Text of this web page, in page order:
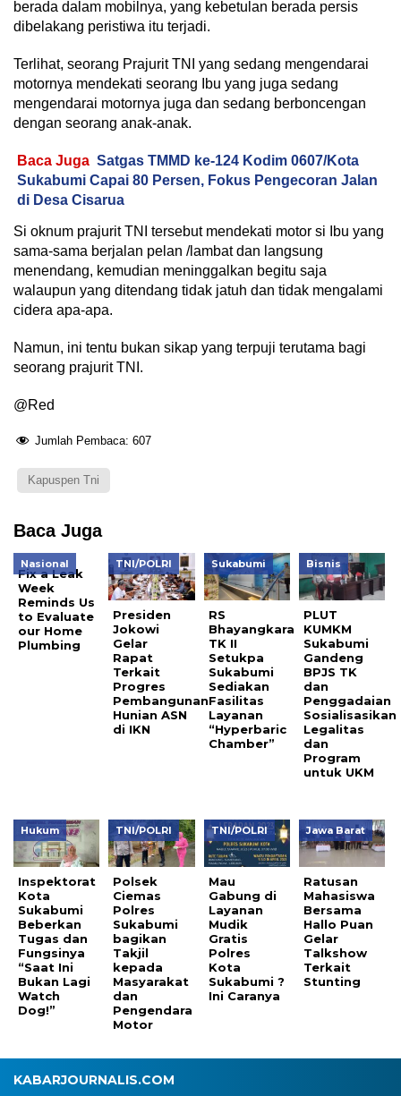
berada dalam mobilnya, yang kebetulan berada persis
dibelakang peristiwa itu terjadi.
Terlihat, seorang Prajurit TNI yang sedang mengendarai
motornya mendekati seorang Ibu yang juga sedang
mengendarai motornya juga dan sedang berboncengan
dengan seorang anak-anak.
Baca Juga Satgas TMMD ke-124 Kodim 0607/Kota
Sukabumi Capai 80 Persen, Fokus Pengecoran Jalan
di Desa Cisarua
Si oknum prajurit TNI tersebut mendekati motor si Ibu yang
sama-sama berjalan pelan /lambat dan langsung
menendang, kemudian meninggalkan begitu saja
walaupun yang ditendang tidak jatuh dan tidak mengalami
cidera apa-apa.
Namun, ini tentu bukan sikap yang terpuji terutama bagi
seorang prajurit TNI.
@Red
Jumlah Pembaca: 607
Kapuspen Tni
Baca Juga
Nasional
Fix a Leak
Week
Reminds Us
to Evaluate
our Home
Plumbing
TNI/POLRI
Presiden
Jokowi
Gelar
Rapat
Terkait
Progres
Pembangunan
Hunian ASN
di IKN
Sukabumi
RS
Bhayangkara
TK II
Setukpa
Sukabumi
Sediakan
Fasilitas
Layanan
“Hyperbaric
Chamber”
Bisnis
PLUT
KUMKM
Sukabumi
Gandeng
BPJS TK
dan
Penggadaian
Sosialisasikan
Legalitas
dan
Program
untuk UKM
Hukum
Inspektorat
Kota
Sukabumi
Beberkan
Tugas dan
Fungsinya
“Saat Ini
Bukan Lagi
Watch
Dog!”
TNI/POLRI
Polsek
Ciemas
Polres
Sukabumi
bagikan
Takjil
kepada
Masyarakat
dan
Pengendara
Motor
TNI/POLRI
Mau
Gabung di
Layanan
Mudik
Gratis
Polres
Kota
Sukabumi ?
Ini Caranya
Jawa Barat
Ratusan
Mahasiswa
Bersama
Hallo Puan
Gelar
Talkshow
Terkait
Stunting
KABARJOURNALIS.COM